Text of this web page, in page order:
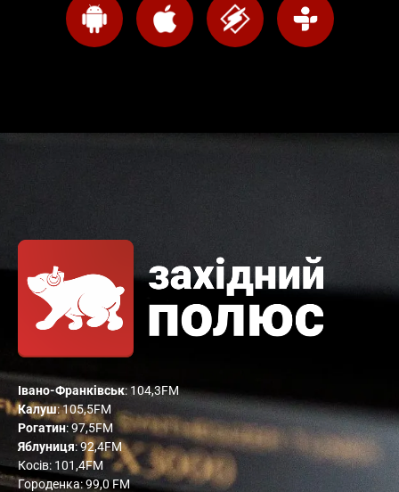
Івано-Франківськ: 104,3FM
Калуш: 105,5FM
Рогатин: 97,5FM
Яблуниця: 92,4FM
Косів: 101,4FM
Городенка: 99,0 FM